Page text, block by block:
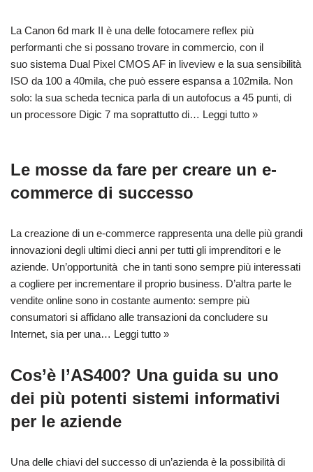
La Canon 6d mark II è una delle fotocamere reflex più
performanti che si possano trovare in commercio, con il
suo sistema Dual Pixel CMOS AF in liveview e la sua sensibilità
ISO da 100 a 40mila, che può essere espansa a 102mila. Non
solo: la sua scheda tecnica parla di un autofocus a 45 punti, di
un processore Digic 7 ma soprattutto di… Leggi tutto »
Le mosse da fare per creare un e-
commerce di successo
La creazione di un e-commerce rappresenta una delle più grandi
innovazioni degli ultimi dieci anni per tutti gli imprenditori e le
aziende. Un’opportunità che in tanti sono sempre più interessati
a cogliere per incrementare il proprio business. D’altra parte le
vendite online sono in costante aumento: sempre più
consumatori si affidano alle transazioni da concludere su
Internet, sia per una… Leggi tutto »
Cos’è l’AS400? Una guida su uno
dei più potenti sistemi informativi
per le aziende
Una delle chiavi del successo di un’azienda è la possibilità di